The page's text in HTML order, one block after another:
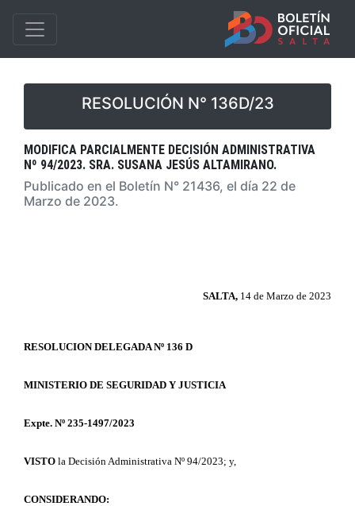
RESOLUCIÓN N° 136D/23
MODIFICA PARCIALMENTE DECISIÓN ADMINISTRATIVA
Nº 94/2023. SRA. SUSANA JESÚS ALTAMIRANO.
Publicado en el Boletín N° 21436, el día 22 de
Marzo de 2023.
SALTA, 14 de Marzo de 2023
RESOLUCION DELEGADA Nº 136 D
MINISTERIO DE SEGURIDAD Y JUSTICIA
Expte. Nº 235-1497/2023
VISTO la Decisión Administrativa Nº 94/2023; y,
CONSIDERANDO: